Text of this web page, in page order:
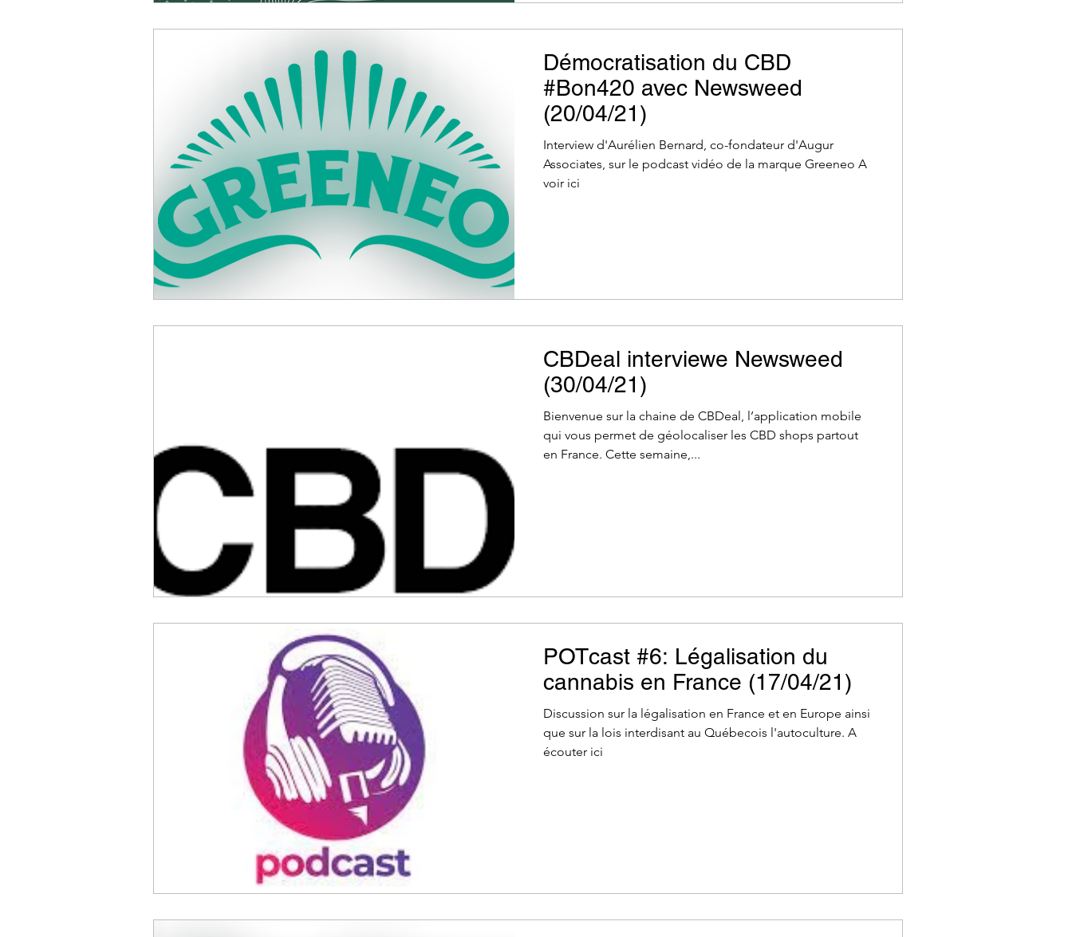
Démocratisation du CBD
#Bon420​ avec Newsweed
(20/04/21)
Interview d'Aurélien Bernard, co-fondateur d'Augur
Associates, sur le podcast vidéo de la marque Greeneo A
voir ici
CBDeal interviewe Newsweed
(30/04/21)
Bienvenue sur la chaine de CBDeal, l’application mobile
qui vous permet de géolocaliser les CBD shops partout
en France. Cette semaine,...
POTcast #6: Légalisation du
cannabis en France (17/04/21)
Discussion sur la légalisation en France et en Europe ainsi
que sur la lois interdisant au Québecois l'autoculture. A
écouter ici